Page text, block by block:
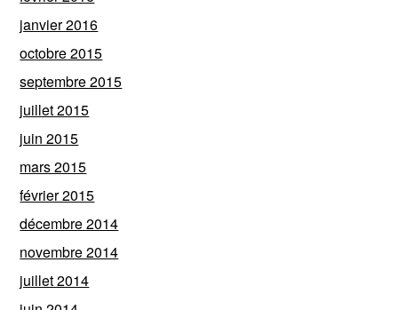
janvier 2016
octobre 2015
septembre 2015
juillet 2015
juin 2015
mars 2015
février 2015
décembre 2014
novembre 2014
juillet 2014